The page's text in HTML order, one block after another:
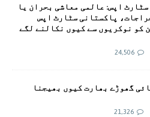
اپس: عالمی معاشی بحران یا
پاکستانی سٹارٹ اپس
کو نوکریوں سے کیوں نکالنے لگے
24,506
گھوڑے بھارت کیوں بھیجنا
21,326